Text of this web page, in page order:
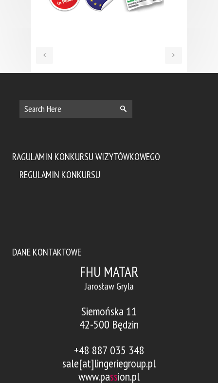
RAGULAMIN KONKURSU WIZYTÓWKOWEGO
REGULAMIN KONKURSU
DANE KONTAKTOWE
FHU MATAR
Jarosław Gryla
Siemońska 11
42-500 Będzin
+48 887 035 348
sale[at]lingeriegroup.pl
www.passion.pl